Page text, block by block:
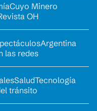
Cuyo Minero
OH
Argentina
las redes
SaludTecnología
tránsito